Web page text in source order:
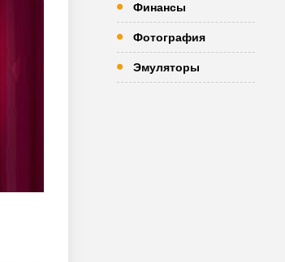
Финансы
Фотография
Эмуляторы